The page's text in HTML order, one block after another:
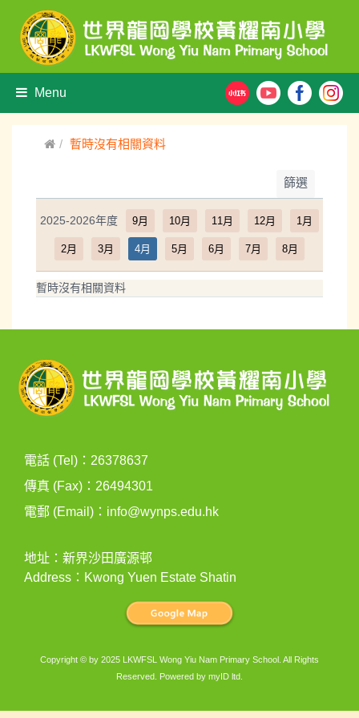
Menu
暫時沒有相關資料
篩選
2025-2026年度 9月 10月 11月 12月 1月
2月 3月 4月 5月 6月 7月 8月
暫時沒有相關資料
電話 (Tel)：26378637
傳真 (Fax)：26494301
電郵 (Email)： info@wynps.edu.hk
地址：新界沙田廣源邨
Address：Kwong Yuen Estate Shatin
Copyright © by 2025 LKWFSL Wong Yiu Nam Primary School. All Rights
Reserved. Powered by myID ltd